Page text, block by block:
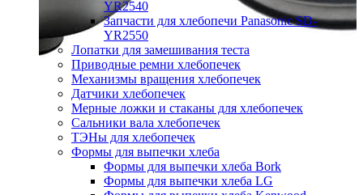
YR2540
Запчасти для хлебопечи Panasonic SD-
YR2550
Лопатки для замешивания теста
Приводные ремни хлебопечек
Механизмы вращения хлебопечек
Датчики хлебопечек
Мерные ложки и стаканы для хлебопечек
Сальники вала хлебопечек
ТЭНы для хлебопечек
Формы для выпечки хлеба
Формы для выпечки хлеба Bork
Формы для выпечки хлеба LG